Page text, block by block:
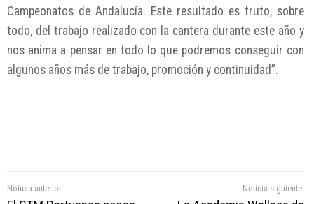
Campeonatos de Andalucía. Este resultado es fruto, sobre
todo, del trabajo realizado con la cantera durante este año y
nos anima a pensar en todo lo que podremos conseguir con
algunos años más de trabajo, promoción y continuidad”.
Noticia anterior: Noticia siguiente: